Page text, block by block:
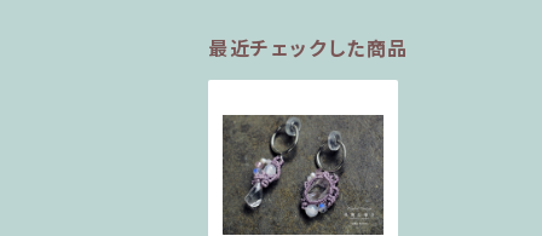
最近チェックした商品